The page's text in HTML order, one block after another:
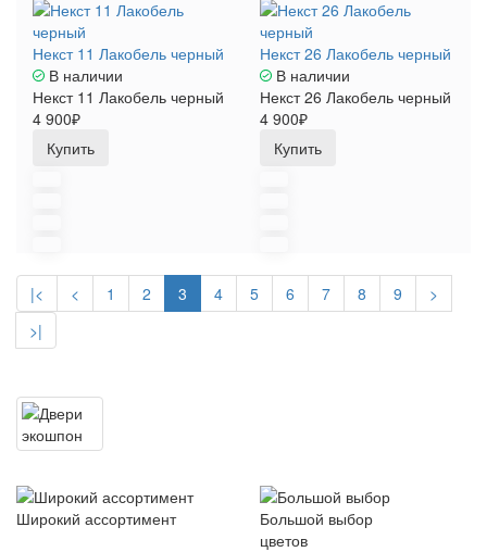
Некст 11 Лакобель черный
В наличии
Некст 11 Лакобель черный
4 900₽
Купить
Некст 26 Лакобель черный
В наличии
Некст 26 Лакобель черный
4 900₽
Купить
|< < 1 2 3 4 5 6 7 8 9
>
>|
Широкий ассортимент
Большой выбор
цветов